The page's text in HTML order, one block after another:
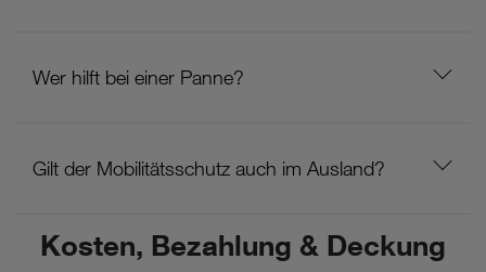
Wer hilft bei einer Panne?
Gilt der Mobilitätsschutz auch im Ausland?
Kosten, Bezahlung & Deckung